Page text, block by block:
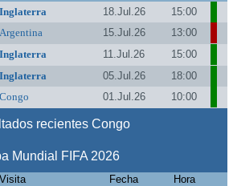
Inglaterra 18.Jul.26
15:00
Argentina 15.Jul.26
13:00
Inglaterra 11.Jul.26
15:00
Inglaterra 05.Jul.26
18:00
Congo 01.Jul.26 10:00
recientes Congo
Mundial FIFA 2026
Visita Fecha
Hora